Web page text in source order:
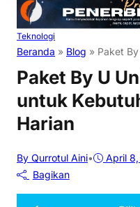
Teknologi
Beranda » Blog » Paket
Paket By U
untuk
Harian
By Qurrotul Aini• April
Bagikan